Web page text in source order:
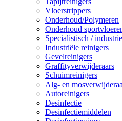
Vloerstrippers
Onderhoud/Polymeren
Onderhoud
Specialistisch /
Industriële reinigers
Gevelreinigers
Graffityverwijderaars
Schuimreinigers
Alg- en
Autoreinigers
Desinfectie
Desinfectiemiddelen